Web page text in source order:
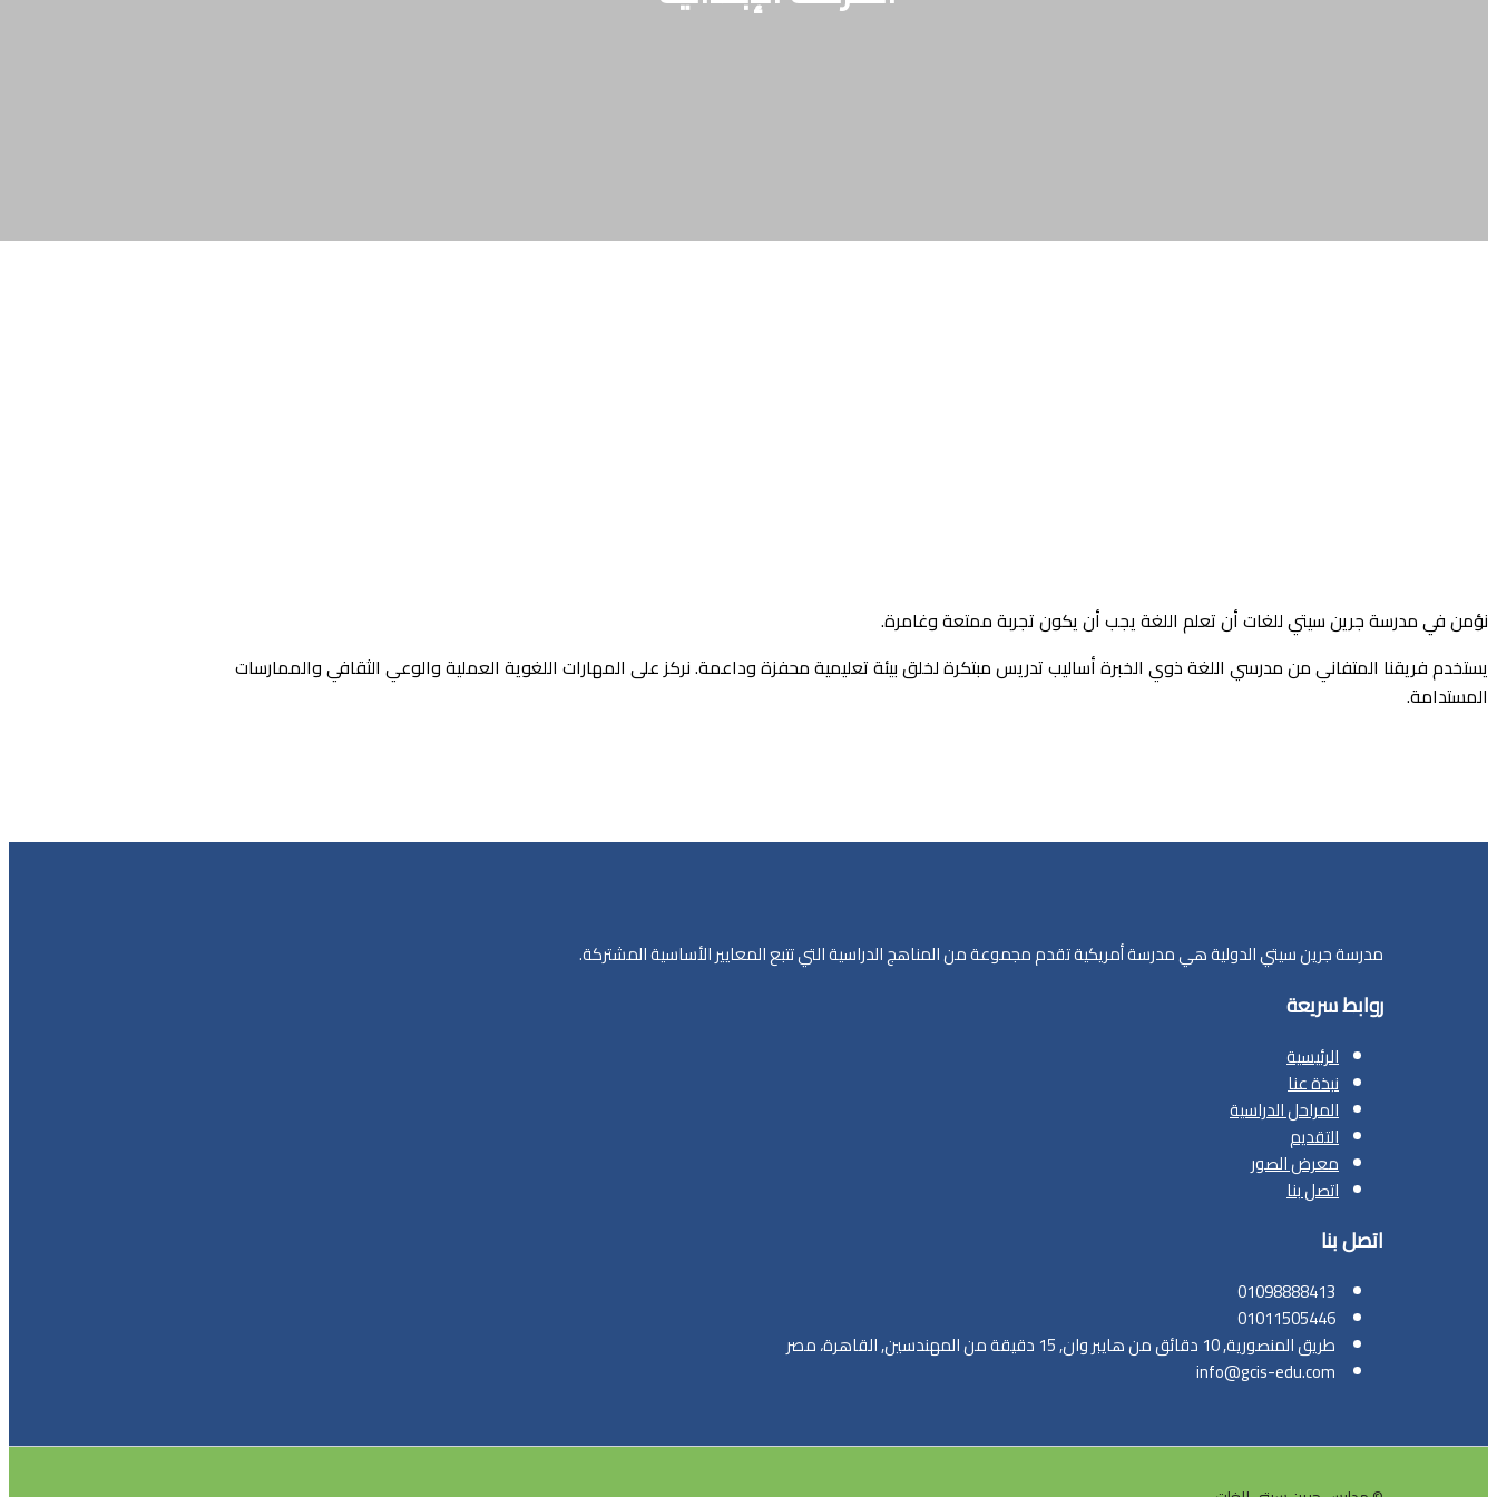
نؤمن في مدرسة جرين سيتي للغات أن تعلم اللغة يجب أن يكون تجربة ممتعة وغامرة.
يستخدم فريقنا المتفاني من مدرسي اللغة ذوي الخبرة أساليب تدريس مبتكرة لخلق بيئة تعليمية محفزة وداعمة. نركز على المهارات اللغوية العملية والوعي الثقافي والممارسات
المستدامة.
مدرسة جرين سيتي الدولية هي مدرسة أمريكية تقدم مجموعة من المناهج الدراسية التي تتبع المعايير الأساسية المشتركة.
روابط سريعة
الرئيسية
نبذة عنا
المراحل الدراسية
التقديم
معرض الصور
اتصل بنا
اتصل بنا
طريق المنصورية, 10 دقائق من هايبر وان, 15 دقيقة من المهندسين, القاهرة، مصر